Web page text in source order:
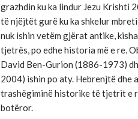
grazhdin ku ka lindur Jezu Krishti
të njëjtët gurë ku ka shkelur
nuk ishin vetëm gjërat antike,
tjetrës, po edhe historia më e re.
David Ben-Gurion (1886-1973)
2004) ishin po aty. Hebrenjtë
trashëgiminë historike të tjetrit e
botëror.